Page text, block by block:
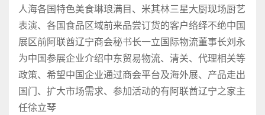
人海各国特色美食琳琅满目、米其林三星大厨现场厨艺
表演、各国食品区域前来品尝订货的客户络绎不绝中国
展区前阿联酋辽宁商会秘书长一立国际物流董事长刘永
为中国参展企业介绍中东贸易物流、清关、代理相关等
政策、希望中国企业通过商会平台及海外展、产品走出
国门、扩大市场需求、参加活动的有阿联酋辽宁之家主
任徐立琴